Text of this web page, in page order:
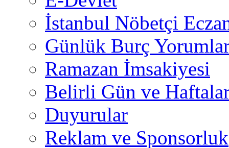
İstanbul Nöbetçi
Günlük Burç
Ramazan İmsakiyesi
Belirli Gün ve
Duyurular
Reklam ve Sponsorluk